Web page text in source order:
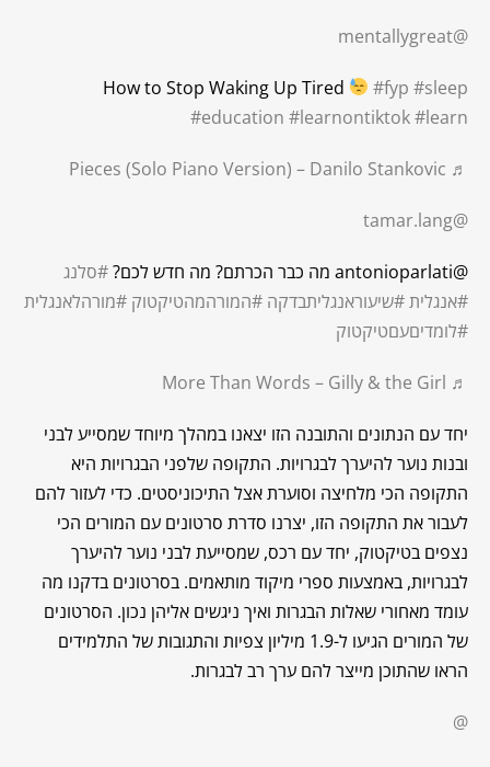
@mentallygreat
How to Stop Waking Up Tired #fyp #sleep
#education #learnontiktok#learn
♬ Pieces (Solo Piano Version) – Danilo Stankovic
@tamar.lang
@antonioparlati מה כבר הכרתם? מה חדש לכם?
#סלנג
#אנגלית#שיעוראנגליתבדקה #המורהמהטיקטוק #מורהלאנגלית
#לומדיםעםטיקטוק
♬ More Than Words – Gilly & the Girl
יחד עם הנתונים והתובנה הזו יצאנו במהלך מיוחד שמסייע לבני
ובנות נוער להיערך לבגרויות. התקופה שלפני הבגרויות היא
התקופה הכי מלחיצה וסוערת אצל התיכוניסטים. כדי לעזור להם
לעבור את התקופה הזו, יצרנו סדרת סרטונים עם המורים הכי
נצפים בטיקטוק, יחד עם רכס, שמסייעת לבני נוער להיערך
לבגרויות, באמצעות ספרי מיקוד מותאמים. בסרטונים בדקנו מה
עומד מאחורי שאלות הבגרות ואיך ניגשים אליהן נכון. הסרטונים
של המורים הגיעו ל-1.9 מיליון צפיות והתגובות של התלמידים
הראו שהתוכן מייצר להם ערך רב לבגרות.
@